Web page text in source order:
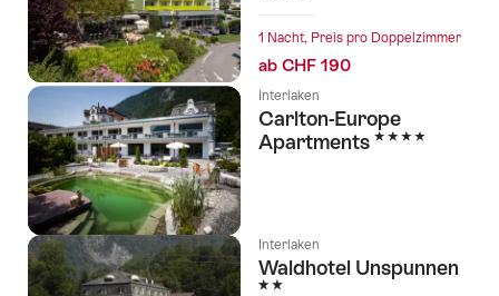
1 Nacht, Preis pro Doppelzimmer
ab CHF 190
Interlaken
Carlton-Europe
Apartments 4 Sterne
Interlaken
Waldhotel Unspunnen
2 Sterne